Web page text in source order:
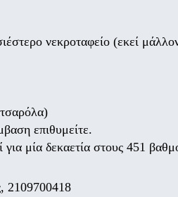
νεκροταφείο (εκεί μάλλον
επιθυμείτε.
μία δεκαετία στους 451
2109700418